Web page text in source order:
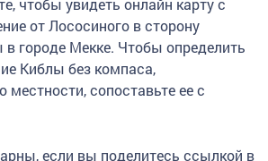
чтобы увидеть онлайн карту с
от Лососиного в сторону
городе Мекке. Чтобы определить
Киблы без компаса,
местности, сопоставьте ее с
если вы поделитесь ссылкой в